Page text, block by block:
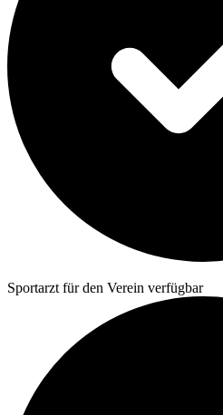
Sportarzt für den Verein verfügbar